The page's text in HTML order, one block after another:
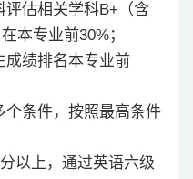
评估相关学科B+（含
本专业前30%；
成绩排名本专业前
个条件，按照最高条件
以上，通过英语六级